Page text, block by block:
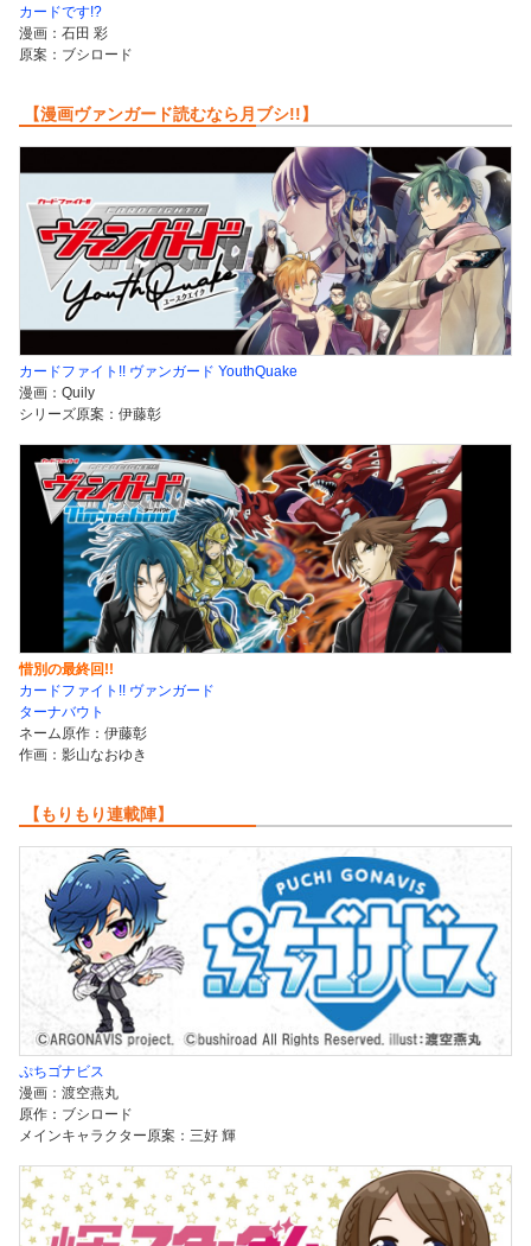
カードです!?
漫画：石田 彩
原案：ブシロード
【漫画ヴァンガード読むなら月ブシ!!】
カードファイト!! ヴァンガード YouthQuake
漫画：Quily
シリーズ原案：伊藤彰
惜別の最終回!!
カードファイト!! ヴァンガード
ターナバウト
ネーム原作：伊藤彰
作画：影山なおゆき
【もりもり連載陣】
ぷちゴナビス
漫画：渡空燕丸
原作：ブシロード
メインキャラクター原案：三好 輝